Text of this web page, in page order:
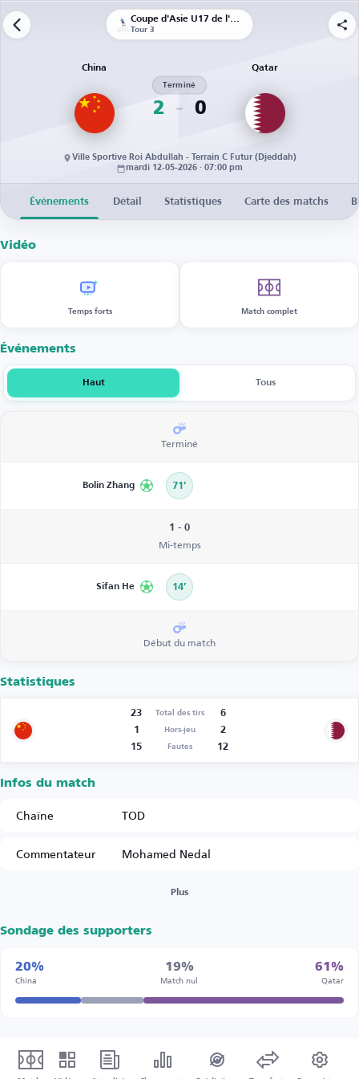
Coupe d'Asie U17 de l'AFC
Tour 3
China
2
Terminé
0
Qatar
Ville Sportive Roi Abdullah - Terrain C Futur (Djeddah)
mardi 12-05-2026 · 07:00 pm
Événements Détail Statistiques Carte des matchs
Vidéo
Temps forts Match complet
Événements
Haut Tous
Terminé
Bolin Zhang 71’
1 - 0
Mi-temps
Sifan He 14’
Début du match
Statistiques
23 Total des tirs
6
1
Hors-jeu
2
15
Fautes 12
Infos du match
Chaîne
TOD
Commentateur
Mohamed Nedal
Plus
Sondage des supporters
20%
China
19%
Match nul
61%
Qatar